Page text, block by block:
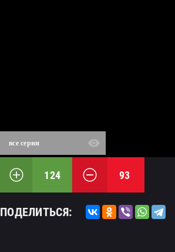
все серии
124 93
ПОДЕЛИТЬСЯ: